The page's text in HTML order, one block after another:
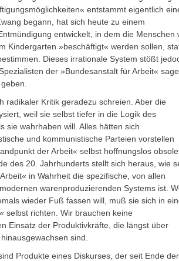
entstammt eigentlich
begann, hat sich heute zu einem
entwickelt, in dem die Menschen
Kindergarten »beschäftigt« werden sollen,
Dieses irrationale System stößt
der »Bundesanstalt für Arbeit«
radikaler Kritik geradezu schreien. Aber die
weil sie selbst tiefer in die Logik des
sie wahrhaben will. Alles hätten sich
und kommunistische Parteien vorstellen
der Arbeit« selbst hoffnungslos
des 20. Jahrhunderts stellt sich heraus, wie
in Wahrheit die spezifische, von allen
warenproduzierenden Systems ist.
wieder Fuß fassen will, muß sie sich in
selbst richten. Wir brauchen keine
Einsatz der Produktivkräfte, die längst über
sind.
Produkte eines Diskurses, der seit Ende der